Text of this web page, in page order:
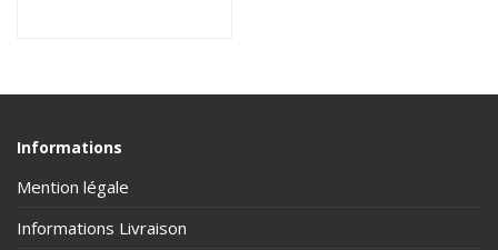
Informations
Mention légale
Informations Livraison